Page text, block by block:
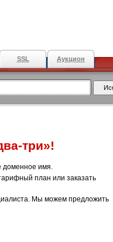
SSL Аукцион
три»!
доменное имя.
план или заказать
Мы можем предложить